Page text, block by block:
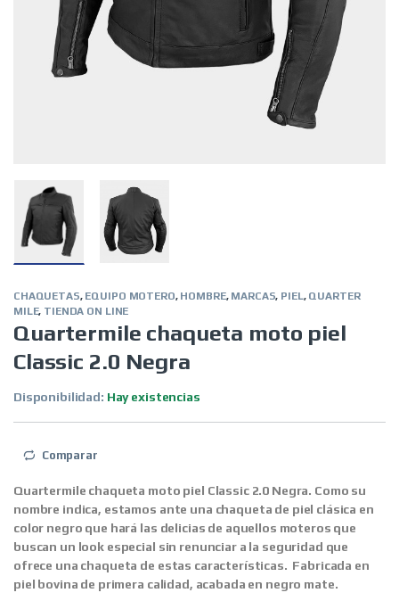
CHAQUETAS, EQUIPO MOTERO, HOMBRE, MARCAS, PIEL, QUARTER
MILE, TIENDA ON LINE
Quartermile chaqueta moto piel
Classic 2.0 Negra
Disponibilidad: Hay existencias
Comparar
Quartermile chaqueta moto piel Classic 2.0 Negra. Como su
nombre indica, estamos ante una chaqueta de piel clásica en
color negro que hará las delicias de aquellos moteros que
buscan un look especial sin renunciar a la seguridad que
ofrece una chaqueta de estas características. Fabricada en
piel bovina de primera calidad, acabada en negro mate.